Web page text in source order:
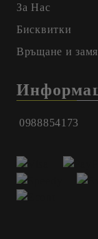
За Нас
Бисквитки
Връщане и
0988854173